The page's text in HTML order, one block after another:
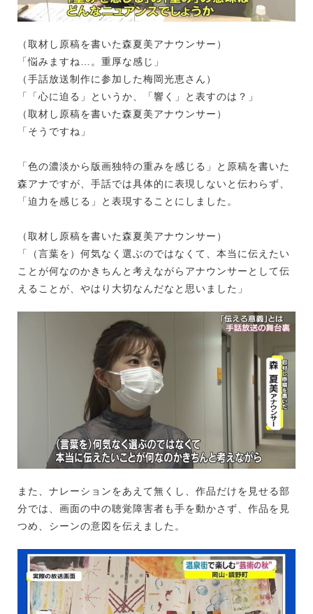
（取材し原稿を書いた森夏美アナウンサー）
「悩みますね…。重厚な感じ」
（手話放送制作に参加した梅岡光恵さん）
「「心に迫る」というか、「響く」と表すのは？」
（取材し原稿を書いた森夏美アナウンサー）
「そうですね」
「色の濃淡から版画独特の重みを感じる」と原稿を書いた
森アナですが、手話では具体的に表現しないと伝わらず、
「迫力を感じる」と表現することにしました。
（取材し原稿を書いた森夏美アナウンサー）
「（言葉を）何気なく選ぶのではなくて、本当に伝えたい
ことが何なのかきちんと考えながらアナウンサーとして伝
えることが、やはり大切なんだなと思いました」
また、ナレーションをあえて無くし、作品だけを見せる部
分では、画面の中の聴覚障害者も手を動かさず、作品を見
つめ、シーンの意図を伝えました。